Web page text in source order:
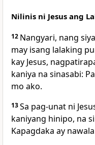
Nilinis ni Jesus ang
12 Nangyari, nang
may isang lalaking
kay Jesus,
kaniya na sinasabi:
mo ako.
13Sa pag-unat ni
kaniyang hinipo, na
Kapagdaka ay